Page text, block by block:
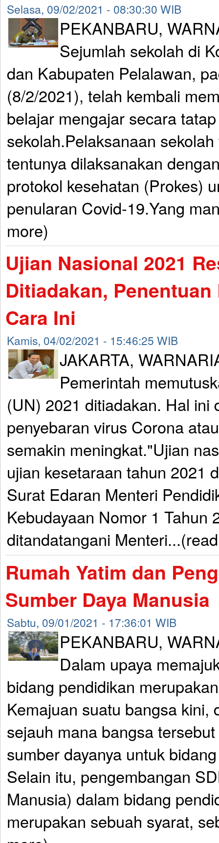
Selasa, 09/02/2021 - 08:30:30 WIB
PEKANBARU,
Sejumlah sekolah di
dan Kabupaten Pelalawan,
(8/2/2021), telah kembali
belajar mengajar secara
sekolah.Pelaksanaan
tentunya dilaksanakan
protokol kesehatan (Prokes)
penularan Covid-19.Yang
more)
Ujian Nasional 2021
Ditiadakan,
Cara Ini
Kamis, 04/02/2021 - 15:46:25 WIB
JAKARTA,
Pemerintah
(UN) 2021 ditiadakan. Hal ini
penyebaran virus Corona
semakin meningkat."Ujian
ujian kesetaraan tahun 2021
Surat Edaran Menteri
Kebudayaan Nomor 1 Tahun
ditandatangani
Rumah Yatim dan
Sumber Daya Manusia
Sabtu, 09/01/2021 - 17:36:01 WIB
PEKANBARU,
Dalam upaya
bidang pendidikan
Kemajuan suatu bangsa kini,
sejauh mana bangsa
sumber dayanya untuk
Selain itu, pengembangan
Manusia) dalam bidang
merupakan sebuah syarat,